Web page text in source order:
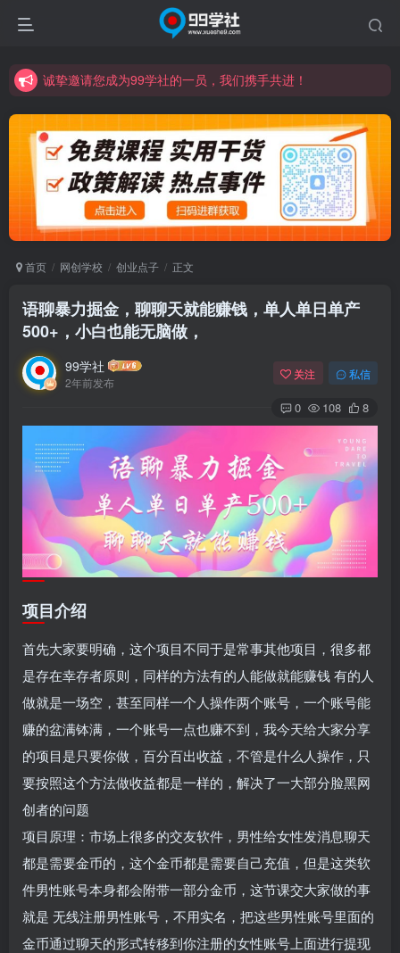
诚挚邀请您成为99学社的一员，我们携手共进！
诚挚邀请您成为99学社的一员，我们携手共进！
学习路上不孤独，99学社与你同行！分享全网优质VIP资源，炒股教程、创业教程、网络营销教程、自媒体短视频教程等，长期更新各大精品创业项目！
首页 网创学校 创业点子 正文
语聊暴力掘金，聊聊天就能赚钱，单人单日单产
500+，小白也能无脑做，
99学社
2年前发布
关注 私信
0 108 8
项目介绍
首先大家要明确，这个项目不同于是常事其他项目，很多都
是存在幸存者原则，同样的方法有的人能做就能赚钱 有的人
做就是一场空，甚至同样一个人操作两个账号，一个账号能
赚的盆满钵满，一个账号一点也赚不到，我今天给大家分享
的项目是只要你做，百分百出收益，不管是什么人操作，只
要按照这个方法做收益都是一样的，解决了一大部分脸黑网
创者的问题
项目原理：市场上很多的交友软件，男性给女性发消息聊天
都是需要金币的，这个金币都是需要自己充值，但是这类软
件男性账号本身都会附带一部分金币，这节课交大家做的事
就是 无线注册男性账号，不用实名，把这些男性账号里面的
金币通过聊天的形式转移到你注册的女性账号上面进行提现